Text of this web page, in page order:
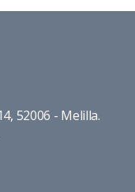
52006 - Melilla.